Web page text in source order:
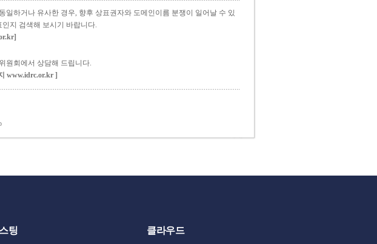
하거나 유사한 경우, 향후 상표권자와 도메인이름 분쟁이 일어날 수 있
지 검색해 보시기 바랍니다.
원회에서 상담해 드립니다.
www.idrc.or.kr ]
팅 클라우드